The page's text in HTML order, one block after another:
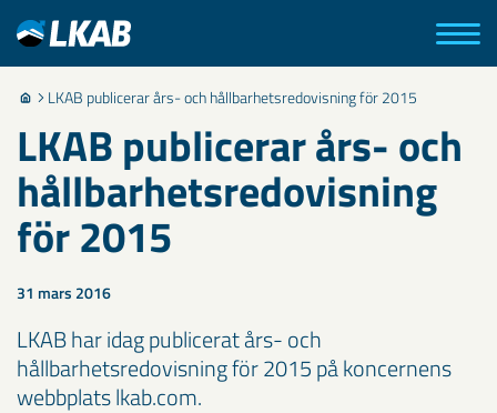
LKAB publicerar års- och hållbarhetsredovisning för 2015
LKAB publicerar års- och
hållbarhetsredovisning
för 2015
31 mars 2016
LKAB har idag publicerat års- och
hållbarhetsredovisning för 2015 på koncernens
webbplats lkab.com.